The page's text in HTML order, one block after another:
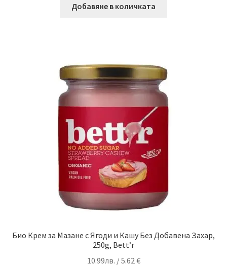
Добавяне в количката
Био Крем за Мазане с Ягоди и Кашу Без Добавена Захар,
250g, Bett’r
10.99лв. / 5.62 €